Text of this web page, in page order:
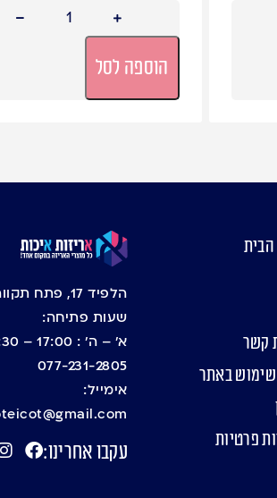
הוספה לסל
קשר
שימוש באתר
פרטיות
הלפיד 17, פתח תקווה
שעות פתיחה:
א’ – ה’ : 17:00 – 9:30
077-231-2805
אימייל:
עקבו אחרינו: